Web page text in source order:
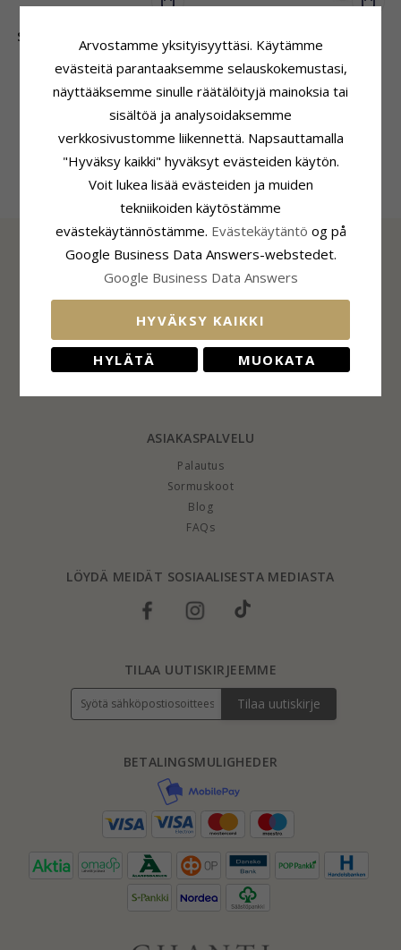
Smiley korvarenkaat hopea
- Little Ones
CHANTI hinta 26,-
hopeaa - Little Ones
CHANTI hinta 29,-
TIEDOT
CHANTI Club
Yhteystiedot
Sivuston eväste- ja yksityisyyskäytäntö
ASIAKASPALVELU
Palautus
Sormuskoot
Blog
FAQs
LÖYDÄ MEIDÄT SOSIAALISESTA MEDIASTA
BETALINGSMULIGHEDER
TILAA UUTISKIRJEEMME
Tilaa uutiskirje
Arvostamme yksityisyyttäsi. Käytämme
evästeitä parantaaksemme selauskokemustasi,
näyttääksemme sinulle räätälöityjä mainoksia tai
sisältöä ja analysoidaksemme
verkkosivustomme liikennettä. Napsauttamalla
"Hyväksy kaikki" hyväksyt evästeiden käytön.
Voit lukea lisää evästeiden ja muiden
tekniikoiden käytöstämme
evästekäytännöstämme. Evästekäytäntö og på
Google Business Data Answers-webstedet.
Google Business Data Answers
HYVÄKSY KAIKKI
HYLÄTÄ MUOKATA